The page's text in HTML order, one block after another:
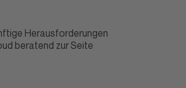
Herausforderungen
beratend zur Seite